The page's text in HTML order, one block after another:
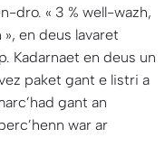
dro. « 3 % well-wazh,
», en deus lavaret
Kadarnaet en deus un
paket gant e listri a
gant an
war ar